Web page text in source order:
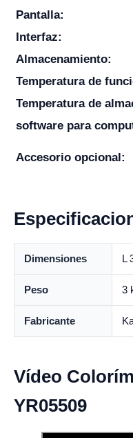
Pantalla:
Interfaz:
Almacenamiento:
Temperatura de
Temperatura de
software para
Accesorio opcional:
Dimensiones L
Peso 3
Fabricante
Vídeo
YR05509